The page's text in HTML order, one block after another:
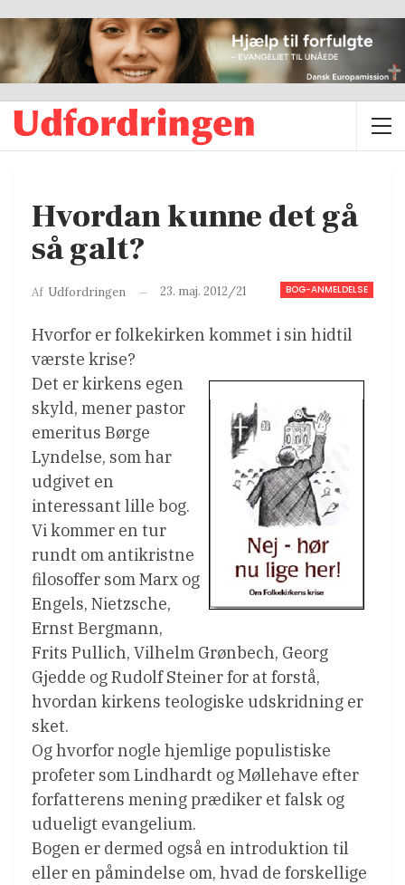
Hvordan kunne det gå
så galt?
BOG-ANMELDELSE
Af Udfordringen 23. maj. 2012/21
Hvorfor er folkekirken kommet i sin hidtil
værste krise?
Det er kirkens egen
skyld, mener pastor
emeritus Børge
Lyndelse, som har
udgivet en
interessant lille bog.
Vi kommer en tur
rundt om antikristne
filosoffer som Marx og
Engels, Nietzsche,
Ernst Bergmann,
Frits Pullich, Vilhelm Grønbech, Georg
Gjedde og Rudolf Steiner for at forstå,
hvordan kirkens teologiske udskridning er
sket.
Og hvorfor nogle hjemlige populistiske
profeter som Lindhardt og Møllehave efter
forfatterens mening prædiker et falsk og
udueligt evangelium.
Bogen er dermed også en introduktion til
eller en påmindelse om, hvad de forskellige